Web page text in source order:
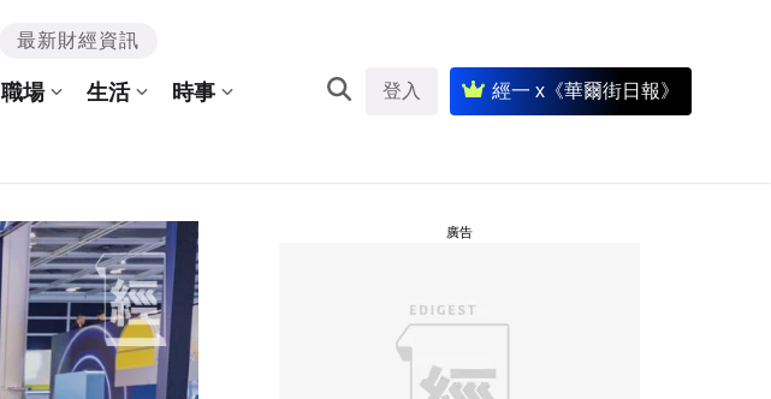
最新財經資訊
職場 生活 時事 登入 經一 x《華爾街日報》
廣告